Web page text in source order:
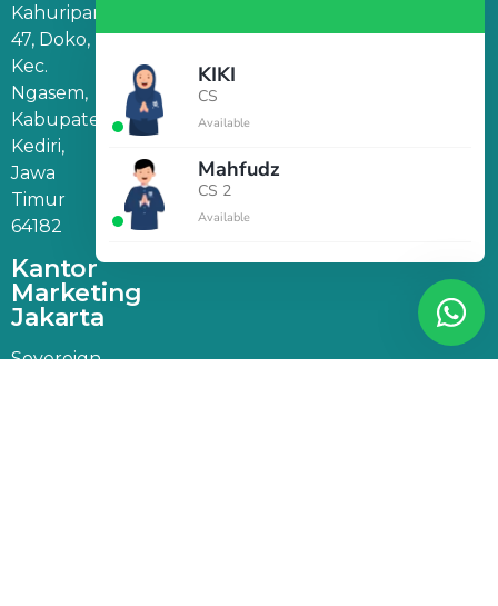
Kahuripan
47, Doko,
Kec.
Ngasem,
Kabupaten
Kediri,
Jawa
Timur
64182
Kantor
Marketing
Jakarta
Sovereign
KIKI
CS
Available
Mahfudz
CS 2
Available